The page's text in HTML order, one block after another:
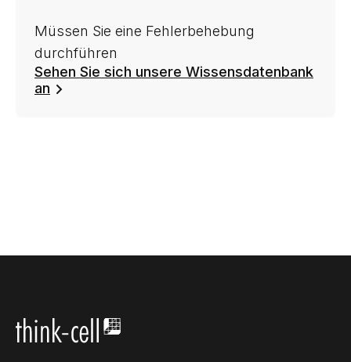
Müssen Sie eine Fehlerbehebung
durchführen
Sehen Sie sich unsere Wissensdatenbank
an